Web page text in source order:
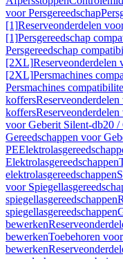
voor Persgereedschap
[1]Reserveonderdelen
[1]Persgereedschap
Persgereedschap
[2XL]Reserveonderdelen
[2XL]Persmachines
Persmachines
koffers
koffers
voor Geberit Silent-db20 /
Gereedschappen voor
PE
Elektrolasgereedschappen
elektrolasgereedschappen
voor
spiegellasgereedschappen
spiegellasgereedschappen
bewerken
bewerkenToebehoren
bewerken